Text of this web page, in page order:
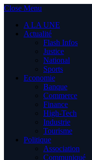
Close Menu
A LA UNE
Actualité
Flash Infos
Justice
National
Sports
Economie
Banque
Commerce
Finance
High-Tech
Industrie
Tourisme
Politique
Association
Communiqué